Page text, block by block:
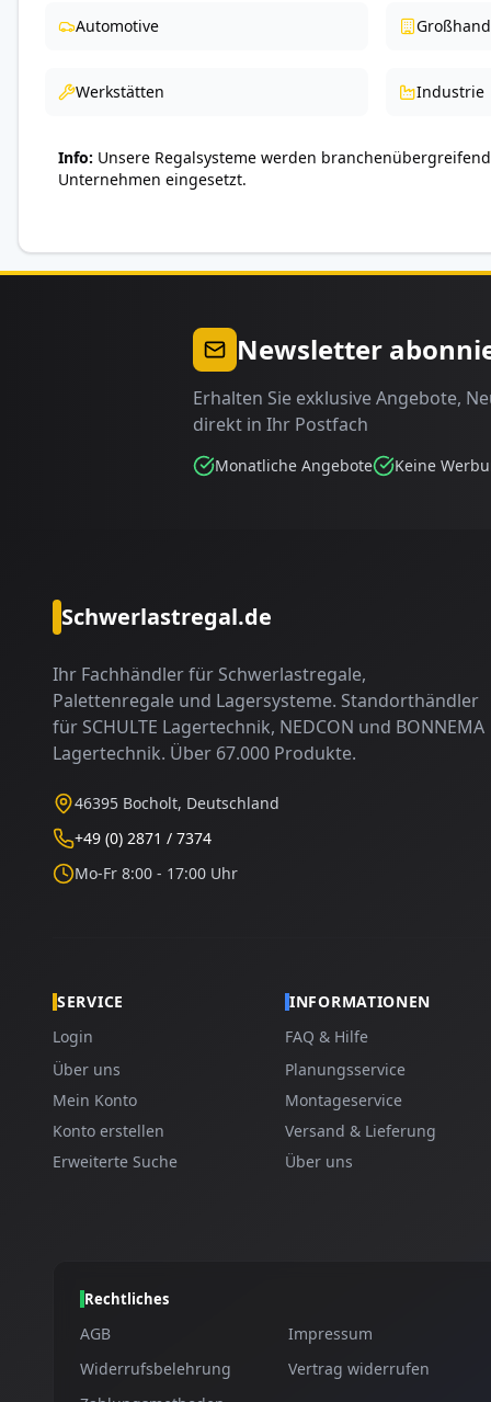
Automotive
Werkstätten Industrie
Info Unsere Regalsysteme werden
Unternehmen eingesetzt.
Newsletter
Erhalten Sie exklusive Angebote,
direkt in Ihr Postfach
Monatliche Angebote Keine
Schwerlastregal.de
Ihr Fachhändler für Schwerlastregale,
Palettenregale und Lagersysteme. Standorthändler
für SCHULTE Lagertechnik, NEDCON und BONNEMA
Lagertechnik. Über 67.000 Produkte.
46395 Bocholt, Deutschland
+49 (0) 2871 / 7374
Mo-Fr 8:00 - 17:00 Uhr
SERVICE
Login
Über uns
Mein Konto
Konto erstellen
Erweiterte Suche
INFORMATIONEN
FAQ & Hilfe
Planungsservice
Montageservice
Versand & Lieferung
Über uns
Rechtliches
AGB Impressum
Widerrufsbelehrung
Vertrag widerrufen